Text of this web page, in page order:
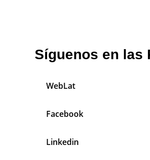
Síguenos en las
WebLat
Facebook
Linkedin